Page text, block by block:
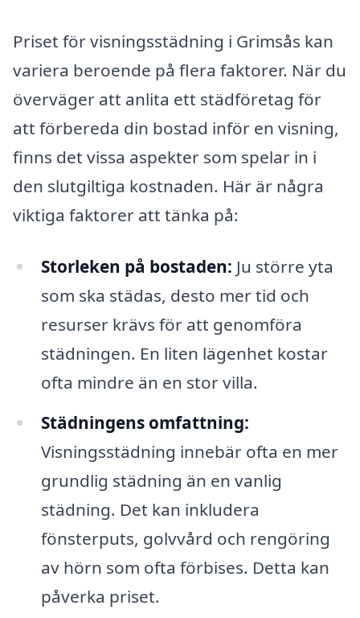
Priset för visningsstädning i Grimsås kan
variera beroende på flera faktorer. När du
överväger att anlita ett städföretag för
att förbereda din bostad inför en visning,
finns det vissa aspekter som spelar in i
den slutgiltiga kostnaden. Här är några
viktiga faktorer att tänka på:
Storleken på bostaden: Ju större yta
som ska städas, desto mer tid och
resurser krävs för att genomföra
städningen. En liten lägenhet kostar
ofta mindre än en stor villa.
Städningens omfattning:
Visningsstädning innebär ofta en mer
grundlig städning än en vanlig
städning. Det kan inkludera
fönsterputs, golvvård och rengöring
av hörn som ofta förbises. Detta kan
påverka priset.